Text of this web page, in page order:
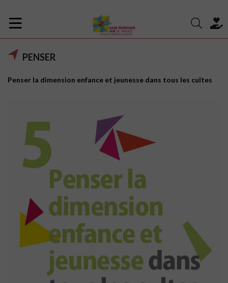
PENSER
Penser la dimension enfance et jeunesse dans tous les cultes